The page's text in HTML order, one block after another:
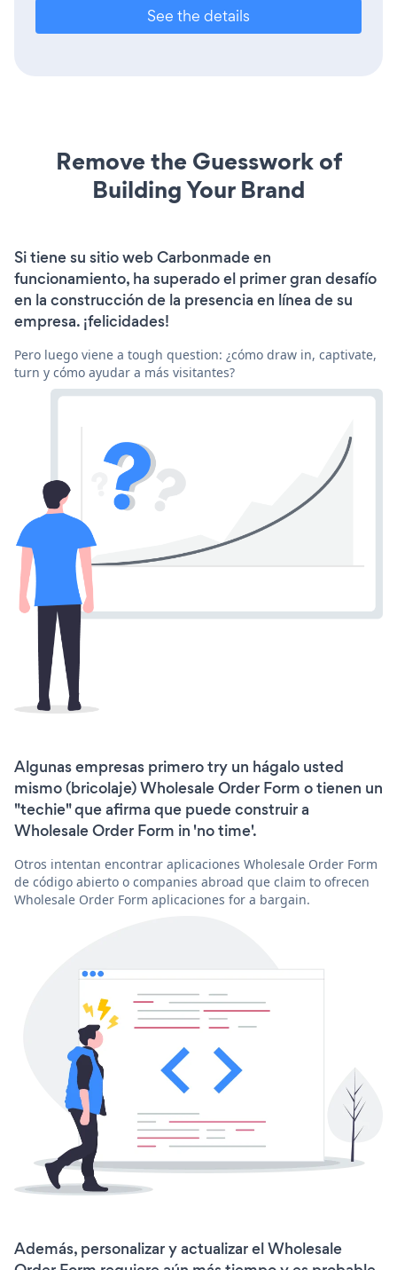
See the details
Remove the Guesswork of
Building Your Brand
Si tiene su sitio web Carbonmade en
funcionamiento, ha superado el primer gran desafío
en la construcción de la presencia en línea de su
empresa. ¡felicidades!
Pero luego viene a tough question: ¿cómo draw in, captivate,
turn y cómo ayudar a más visitantes?
Algunas empresas primero try un hágalo usted
mismo (bricolaje) Wholesale Order Form o tienen un
"techie" que afirma que puede construir a
Wholesale Order Form in 'no time'.
Otros intentan encontrar aplicaciones Wholesale Order Form
de código abierto o companies abroad que claim to ofrecen
Wholesale Order Form aplicaciones for a bargain.
Además, personalizar y actualizar el Wholesale